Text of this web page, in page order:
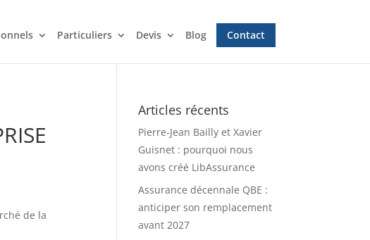
Particuliers Devis Blog Contact
de la
Articles récents
Pierre-Jean Bailly et Xavier
Guisnet : pourquoi nous
avons créé LibAssurance
Assurance décennale QBE :
anticiper son remplacement
avant 2027